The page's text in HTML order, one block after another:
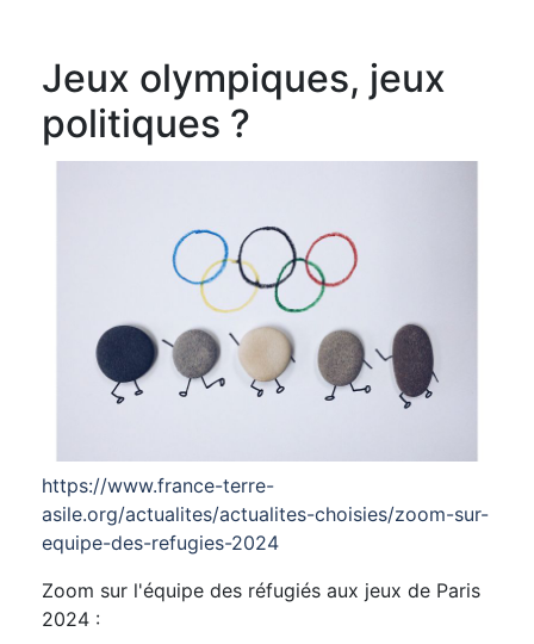
Jeux olympiques, jeux
politiques ?
https://www.france-terre-
asile.org/actualites/actualites-choisies/zoom-sur-
equipe-des-refugies-2024
Zoom sur l'équipe des réfugiés aux jeux de Paris
2024 :